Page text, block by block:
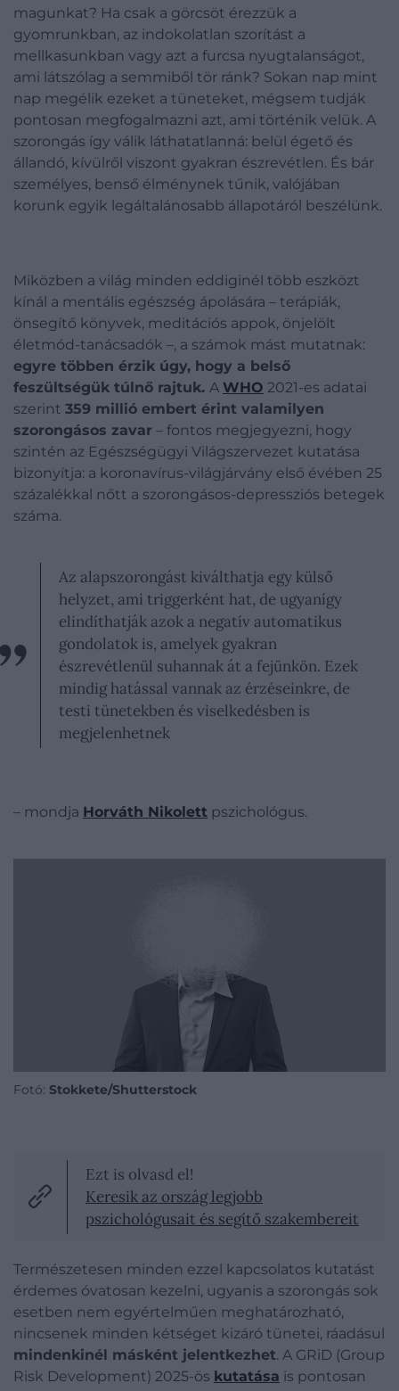
magunkat? Ha csak a görcsöt érezzük a
gyomrunkban, az indokolatlan szorítást a
mellkasunkban vagy azt a furcsa nyugtalanságot,
ami látszólag a semmiből tör ránk? Sokan nap mint
nap megélik ezeket a tüneteket, mégsem tudják
pontosan megfogalmazni azt, ami történik velük. A
szorongás így válik láthatatlanná: belül égető és
állandó, kívülről viszont gyakran észrevétlen. És bár
személyes, benső élménynek tűnik, valójában
korunk egyik legáltalánosabb állapotáról beszélünk.
Miközben a világ minden eddiginél több eszközt
kínál a mentális egészség ápolására – terápiák,
önsegítő könyvek, meditációs appok, önjelölt
életmód-tanácsadók –, a számok mást mutatnak:
egyre többen érzik úgy, hogy a belső
feszültségük túlnő rajtuk. A WHO 2021-es adatai
szerint 359 millió embert érint valamilyen
szorongásos zavar – fontos megjegyezni, hogy
szintén az Egészségügyi Világszervezet kutatása
bizonyítja: a koronavírus-világjárvány első évében 25
százalékkal nőtt a szorongásos-depressziós betegek
száma.
Az alapszorongást kiválthatja egy külső
helyzet, ami triggerként hat, de ugyanígy
elindíthatják azok a negatív automatikus
gondolatok is, amelyek gyakran
észrevétlenül suhannak át a fejünkön. Ezek
mindig hatással vannak az érzéseinkre, de
testi tünetekben és viselkedésben is
megjelenhetnek
– mondja Horváth Nikolett pszichológus.
Fotó: Stokkete/Shutterstock
Ezt is olvasd el!
Keresik az ország legjobb
pszichológusait és segítő szakembereit
Természetesen minden ezzel kapcsolatos kutatást
érdemes óvatosan kezelni, ugyanis a szorongás sok
esetben nem egyértelműen meghatározható,
nincsenek minden kétséget kizáró tünetei, ráadásul
mindenkinél másként jelentkezhet. A GRiD (Group
Risk Development) 2025-ös kutatása is pontosan